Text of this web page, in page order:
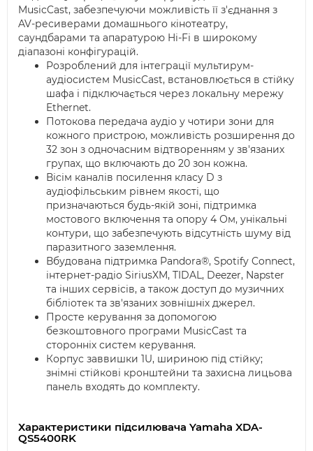
MusicCast, забезпечуючи можливість її з'єднання з
AV-ресиверами домашнього кінотеатру,
саундбарами та апаратурою Hi-Fi в широкому
діапазоні конфігурацій.
Розроблений для інтеграції мультирум-
аудіосистем MusicCast, встановлюється в стійку
шафа і підключається через локальну мережу
Ethernet.
Потокова передача аудіо у чотири зони для
кожного пристрою, можливість розширення до
32 зон з одночасним відтворенням у зв'язаних
групах, що включають до 20 зон кожна.
Вісім каналів посилення класу D з
аудіофільським рівнем якості, що
призначаються будь-якій зоні, підтримка
мостового включення та опору 4 Ом, унікальні
контури, що забезпечують відсутність шуму від
паразитного заземлення.
Вбудована підтримка Pandora®, Spotify Connect,
інтернет-радіо SiriusXM, TIDAL, Deezer, Napster
та інших сервісів, а також доступ до музичних
бібліотек та зв'язаних зовнішніх джерел.
Просте керування за допомогою
безкоштовного програми MusicCast та
сторонніх систем керування.
Корпус заввишки 1U, шириною під стійку;
знімні стійкові кронштейни та захисна лицьова
панель входять до комплекту.
Характеристики підсилювача Yamaha XDA-
QS5400RK